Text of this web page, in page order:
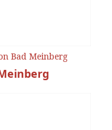
Bad Meinberg